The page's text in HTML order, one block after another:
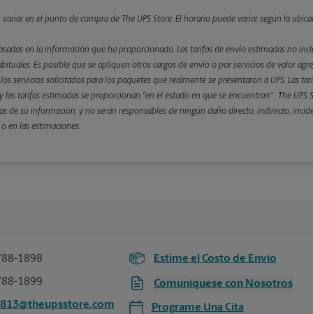
en el punto de compra de The UPS Store. El horario puede variar según la
en la información que ha proporcionado. Las tarifas de envío estimadas no
Es posible que se apliquen otros cargos de envío o por servicios de valor
servicios solicitados para los paquetes que realmente se presentaron a UPS. Las
tarifas estimadas se proporcionan "en el estado en que se encuentran" . The
de su información, y no serán responsables de ningún daño directo, indirecto,
en las estimaciones.
1898
1899
Estime el Costo de Envío
Comuníquese con Nosotros
Programe Una Cita